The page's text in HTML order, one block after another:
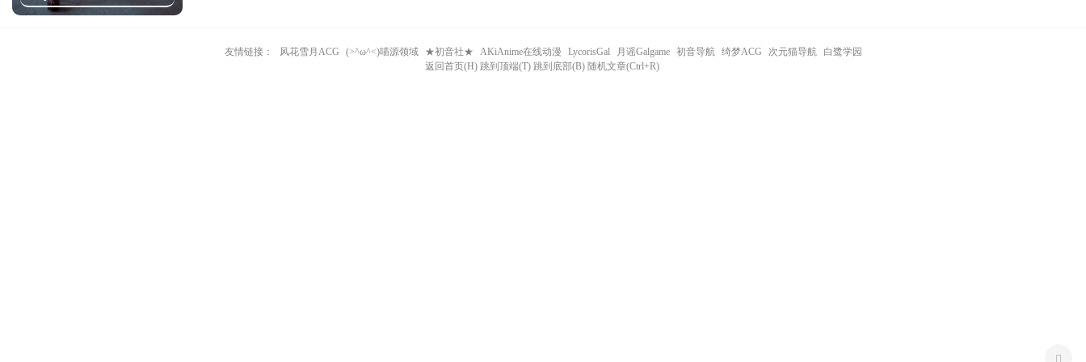
友情链接： 风花雪月ACG (>^ω^<)喵源领域 ★初音社★ AKiAnime在线动漫 LycorisGal 月谣Galgame 初音导航 绮梦ACG 次元猫导航
白鹭学园
返回首页(H) 跳到顶端(T) 跳到底部(B) 随机文章(Ctrl+R)